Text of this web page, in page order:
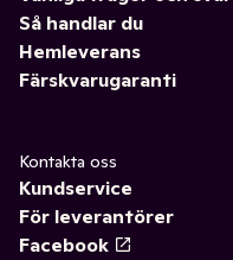
Så handlar du
Hemleverans
Färskvarugaranti
Kontakta oss
Kundservice
För leverantörer
Facebook